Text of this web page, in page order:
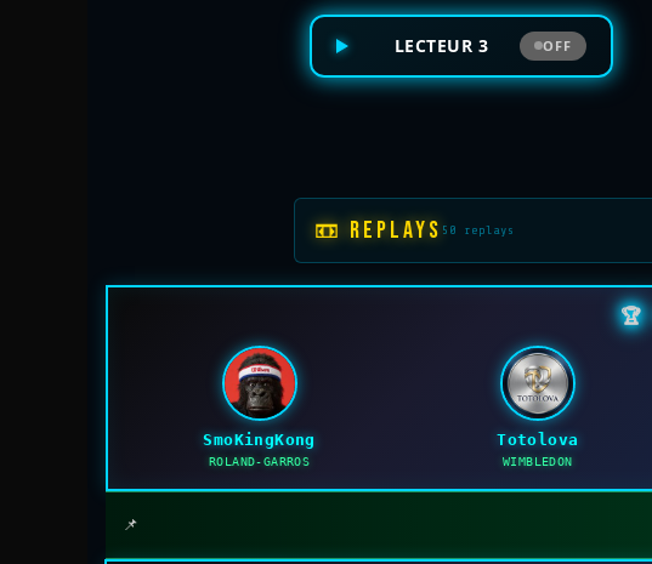
LECTEUR 3 OFF
📼 REPLAYS 50 replays
🏆
SmoKingKong
ROLAND-GARROS
Totolova
WIMBLEDON
📌